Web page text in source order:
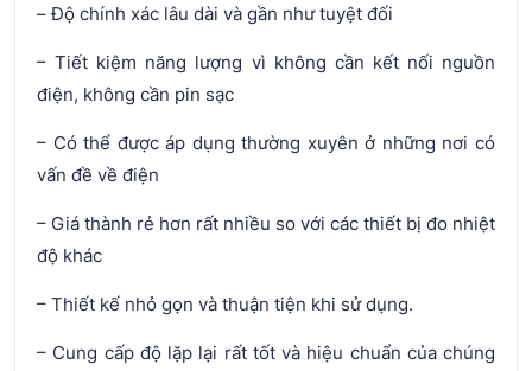
– Độ chính xác lâu dài và gần như tuyệt đối
– Tiết kiệm năng lượng vì không cần kết nối nguồn
điện, không cần pin sạc
– Có thể được áp dụng thường xuyên ở những nơi có
vấn đề về điện
– Giá thành rẻ hơn rất nhiều so với các thiết bị đo nhiệt
độ khác
– Thiết kế nhỏ gọn và thuận tiện khi sử dụng.
– Cung cấp độ lặp lại rất tốt và hiệu chuẩn của chúng